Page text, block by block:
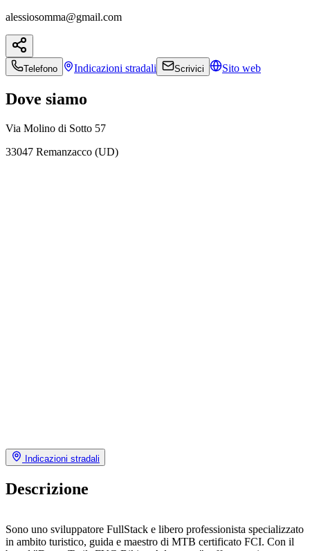
alessiosomma@gmail.com
Telefono Indicazioni stradali Scrivici Sito web
Dove siamo
Via Molino di Sotto 57
33047 Remanzacco (UD)
Indicazioni stradali
Descrizione
Sono uno sviluppatore FullStack e libero professionista specializzato
in ambito turistico, guida e maestro di MTB certificato FCI. Con il